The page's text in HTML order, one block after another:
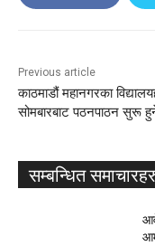
Previous article
काठमाडौं महानगरका
सोमबारबाट पठनपाठन सुरू
सम्बन्धित